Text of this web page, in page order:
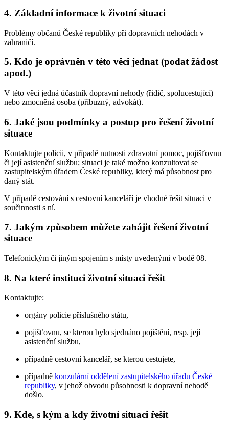
4. Základní informace k životní situaci
Problémy občanů České republiky při dopravních nehodách v
zahraničí.
5. Kdo je oprávněn v této věci jednat (podat žádost
apod.)
V této věci jedná účastník dopravní nehody (řidič, spolucestující)
nebo zmocněná osoba (příbuzný, advokát).
6. Jaké jsou podmínky a postup pro řešení životní
situace
Kontaktujte policii, v případě nutnosti zdravotní pomoc, pojišťovnu
či její asistenční službu; situaci je také možno konzultovat se
zastupitelským úřadem České republiky, který má působnost pro
daný stát.
V případě cestování s cestovní kanceláří je vhodné řešit situaci v
součinnosti s ní.
7. Jakým způsobem můžete zahájit řešení životní
situace
Telefonickým či jiným spojením s místy uvedenými v bodě 08.
8. Na které instituci životní situaci řešit
Kontaktujte:
orgány policie příslušného státu,
pojišťovnu, se kterou bylo sjednáno pojištění, resp. její
asistenční službu,
případně cestovní kancelář, se kterou cestujete,
případně konzulární oddělení zastupitelského úřadu České
republiky, v jehož obvodu působnosti k dopravní nehodě
došlo.
9. Kde, s kým a kdy životní situaci řešit